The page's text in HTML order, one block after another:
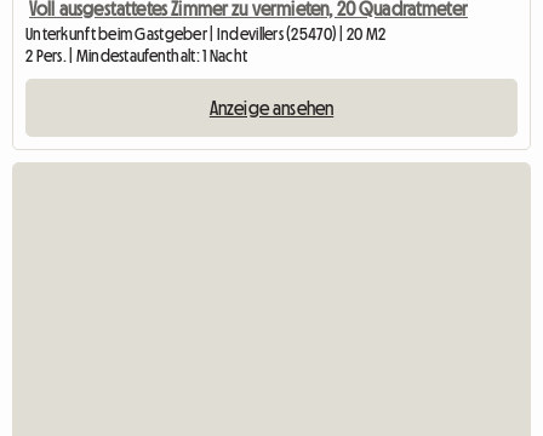
Voll ausgestattetes Zimmer zu vermieten, 20 Quadratmeter
Unterkunft beim Gastgeber | Indevillers (25470) | 20 M2
2 Pers. | Mindestaufenthalt: 1 Nacht
Anzeige ansehen